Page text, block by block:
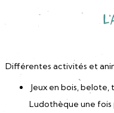
Différentes activités et
Jeux en bois,
Ludothèque une fois